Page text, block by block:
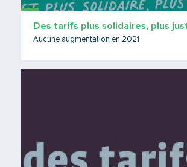
Des tarifs plus solidaires, plus
Aucune augmentation en 2021